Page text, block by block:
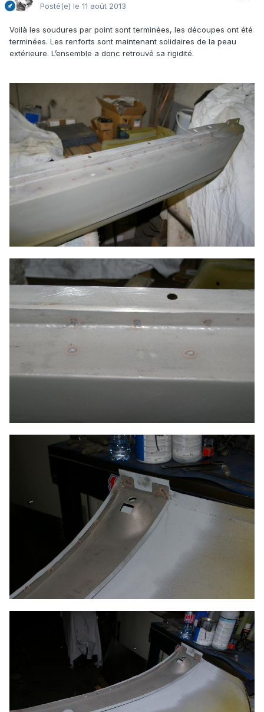
Posté(e) le 11 août 2013
Voilà les soudures par point sont terminées, les découpes ont été
terminées. Les renforts sont maintenant solidaires de la peau
extérieure. L’ensemble a donc retrouvé sa rigidité.